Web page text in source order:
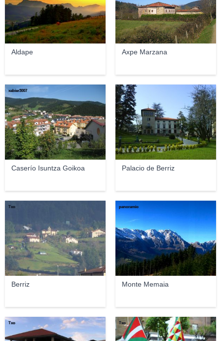
Aldape Axpe Marzana
Caserío Isuntza Goikoa
xabier3007
Palacio de Berriz
Txo
Berriz
Txo
Monte Memaia
panoramio
Txo Txo